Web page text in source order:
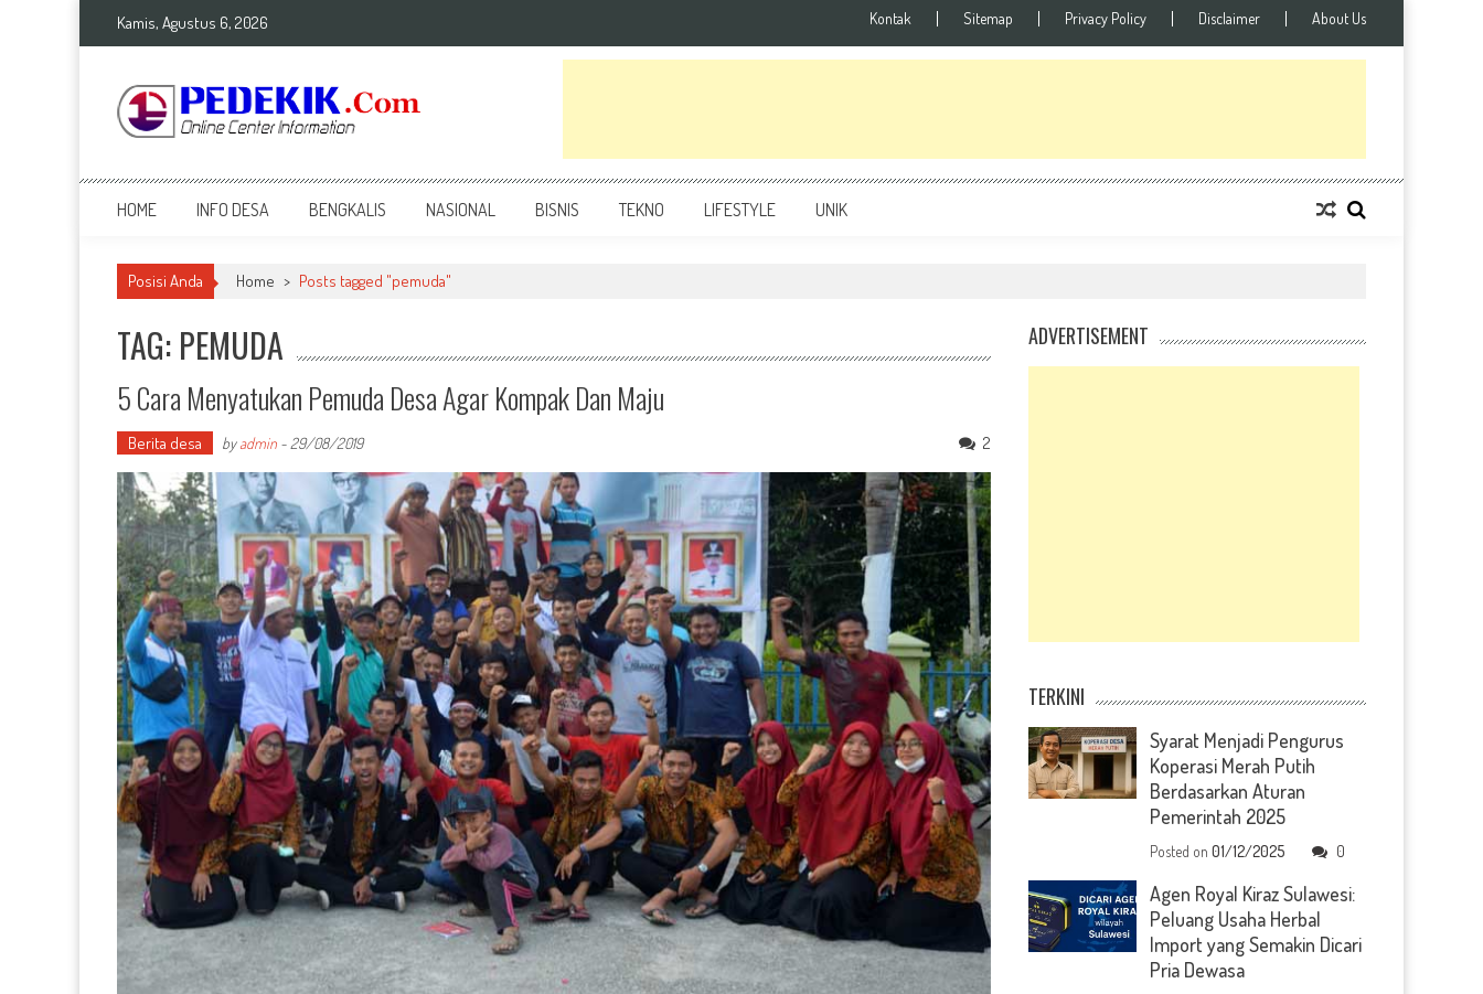
Kamis, Agustus 6, 2026 Kontak Sitemap Privacy Policy Disclaimer About Us
Top Info
HOME INFO DESA BENGKALIS NASIONAL BISNIS TEKNO LIFESTYLE UNIK
Posisi Anda Home > Posts tagged "pemuda"
TAG: PEMUDA
5 Cara Menyatukan Pemuda Desa Agar Kompak Dan Maju
Berita desa byadmin - 29/08/2019 2
ADVERTISEMENT
TERKINI
Syarat Menjadi Pengurus
Koperasi Merah Putih
Berdasarkan Aturan
Pemerintah 2025
Posted on01/12/2025 0
Agen Royal Kiraz Sulawesi:
Peluang Usaha Herbal
Import yang Semakin Dicari
Pria Dewasa